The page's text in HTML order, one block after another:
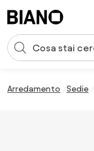
Input della ricerca
Arredamento Sedie